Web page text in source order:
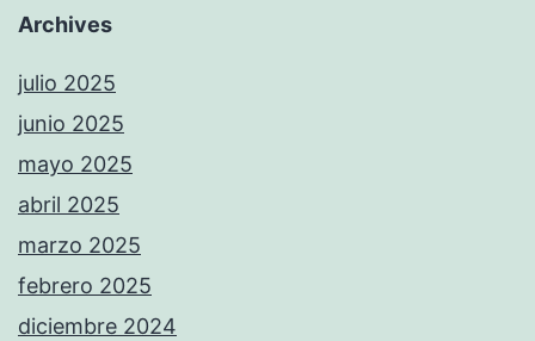
Archives
julio 2025
junio 2025
mayo 2025
abril 2025
marzo 2025
febrero 2025
diciembre 2024